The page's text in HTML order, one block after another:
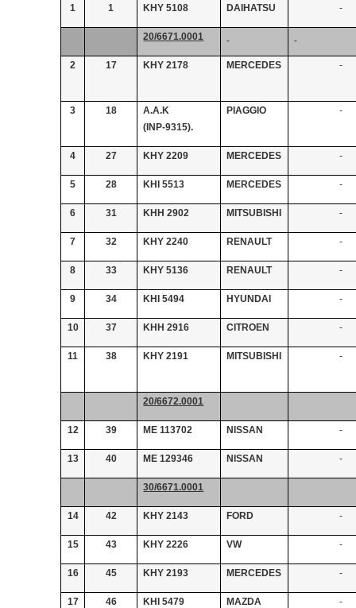
1 1 KHY 5108 DAIHATSU -
20/6671.0001
2 17 ΚΗΥ 2178 MERCEDES -
3 18
Α.Α.Κ
(ΙΝΡ-9315).
PIAGGIO -
4 27 ΚΗΥ 2209 MERCEDES -
5 28 ΚΗΙ 5513 MERCEDES -
6 31 ΚΗΗ 2902 MITSUBISHI -
7 32 ΚΗΥ 2240 RENAULT -
8 33 ΚΗΥ 5136 RENAULT -
9 34 ΚΗΙ 5494 HYUNDAI -
10 37 ΚΗΗ 2916 CITROEN -
11 38 ΚΗΥ 2191 ΜΙΤSUBISHI -
20/6672.0001
12 39 ΜΕ 113702 ΝΙSSAN -
13 40 ΜΕ 129346 ΝΙSSAN -
30/6671.0001
14 42 ΚΗΥ 2143 FORD -
15 43 ΚΗΥ 2226 VW -
16 45 ΚΗΥ 2193 MERCEDES -
17 46 ΚΗI 5479 MAZDA -